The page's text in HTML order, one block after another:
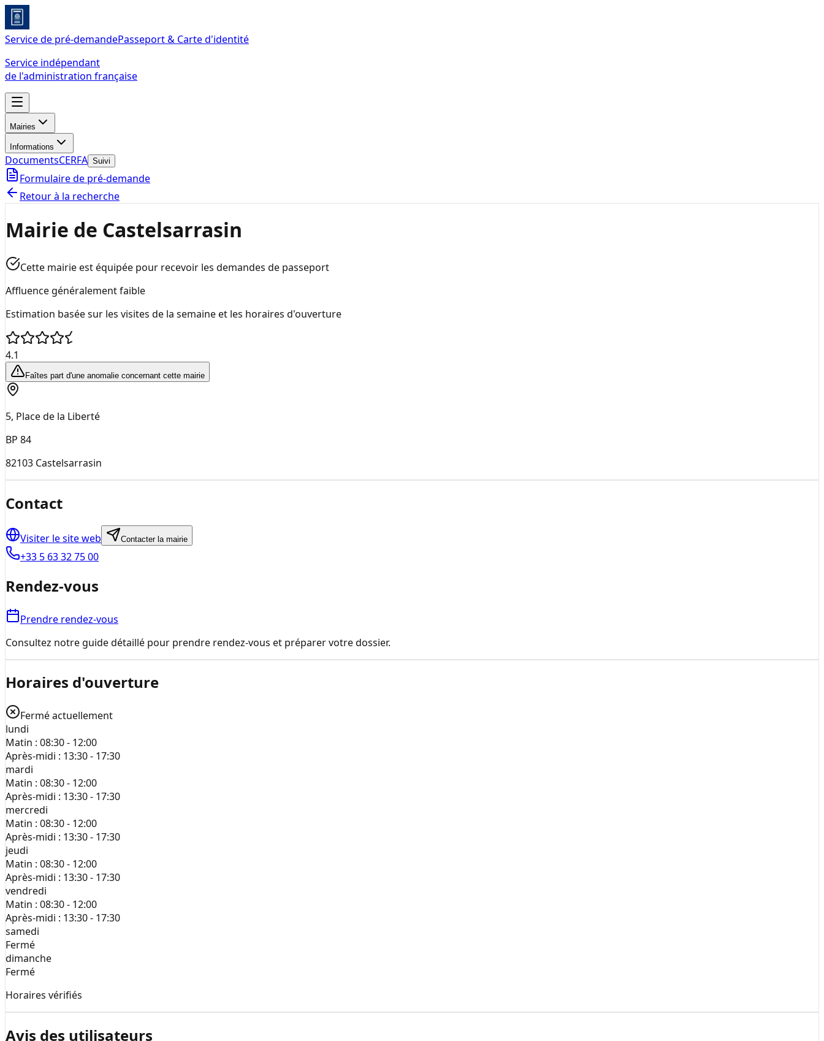
Service de pré-demandePasseport & Carte d'identité
Service indépendant
de l'administration française
Mairies
Informations
DocumentsCERFA Suivi
Formulaire de pré-demande
Retour à la recherche
Mairie de Castelsarrasin
Cette mairie est équipée pour recevoir les demandes de passeport
Affluence généralement faible
Estimation basée sur les visites de la semaine et les horaires d'ouverture
4.1
Faîtes part d'une anomalie concernant cette mairie
5, Place de la Liberté
BP 84
82103 Castelsarrasin
Contact
Visiter le site web Contacter la mairie
+33 5 63 32 75 00
Rendez-vous
Prendre rendez-vous
Consultez notre guide détaillé pour prendre rendez-vous et préparer votre dossier.
Horaires d'ouverture
Fermé actuellement
lundi
Matin : 08:30 - 12:00
Après-midi : 13:30 - 17:30
mardi
Matin : 08:30 - 12:00
Après-midi : 13:30 - 17:30
mercredi
Matin : 08:30 - 12:00
Après-midi : 13:30 - 17:30
jeudi
Matin : 08:30 - 12:00
Après-midi : 13:30 - 17:30
vendredi
Matin : 08:30 - 12:00
Après-midi : 13:30 - 17:30
samedi
Fermé
dimanche
Fermé
Horaires vérifiés
Avis des utilisateurs